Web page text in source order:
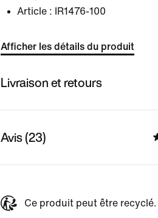
Article :
IR1476-100
Afficher les détails du produit
Livraison et retours
Avis (23)
Ce produit peut être recyclé.